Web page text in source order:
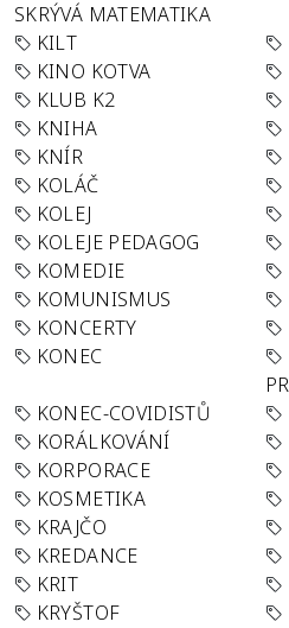
SKRÝVÁ MATEMATIKA
KILT
KINO KOTVA
KLUB K2
KNIHA
KNÍR
KOLÁČ
KOLEJ
KOLEJE PEDAGOG
KOMEDIE
KOMUNISMUS
KONCERTY
KONEC
KONEC-COVIDISTŮ
KORÁLKOVÁNÍ
KORPORACE
KOSMETIKA
KRAJČO
KREDANCE
KRIT
KRYŠTOF